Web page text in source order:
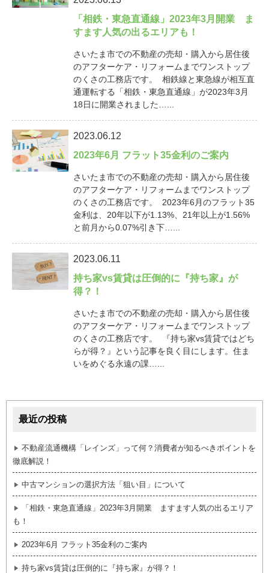
「相鉄・東急直通線」2023年3月開業 ま
すます人気の出るエリアも！
さいたま市での不動産の売却・購入から居住後
のアフターケア・リフォームまでワンストップ
のくさの工務店です。 相鉄線と東急線が相互直
通運転する「相鉄・東急直通線」が2023年3月
18日に開業されました…...
2023.06.12
2023年6月 フラット35金利のご案内
さいたま市での不動産の売却・購入から居住後
のアフターケア・リフォームまでワンストップ
のくさの工務店です。 2023年6月のフラット35
金利は、20年以下が1.13%、21年以上が1.56%
と前月から0.07%引き下…...
2023.06.11
持ち家vs賃貸は圧倒的に『持ち家』が
得？！
さいたま市での不動産の売却・購入から居住後
のアフターケア・リフォームまでワンストップ
のくさの工務店です。 『持ち家vs賃貸ではどち
らが得？』という記事を良く目にします。住ま
いをめぐる永遠の課…...
最近の投稿
不動産流通機構「レインズ」って何？消費者が知るべきポイントを
徹底解説！
中古マンションの選択方法「狙い目」について
「相鉄・東急直通線」2023年3月開業 ますます人気の出るエリア
も！
2023年6月 フラット35金利のご案内
持ち家vs賃貸は圧倒的に『持ち家』が得？！